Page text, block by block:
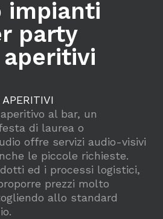
impianti
party
al bar, un
di laurea o
offre servizi audio-visivi
le piccole richieste.
ed i processi logistici,
prezzi molto
allo standard